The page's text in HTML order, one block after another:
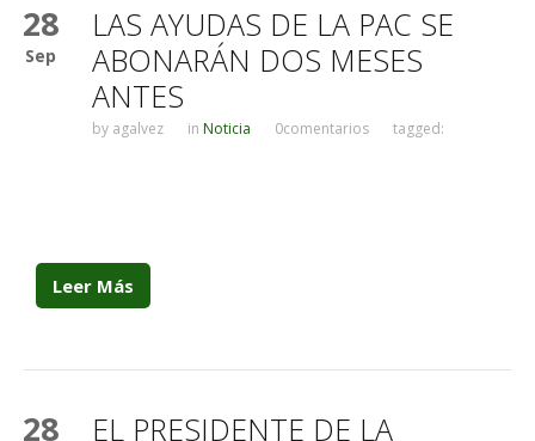
28
Sep
LAS AYUDAS DE LA PAC SE
ABONARÁN DOS MESES
ANTES
by agalvez in Noticia 0comentarios tagged:
Leer Más
28
EL PRESIDENTE DE LA